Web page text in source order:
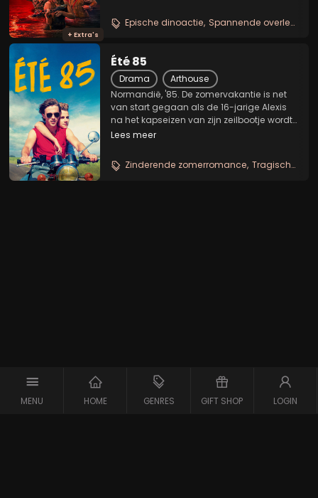
MENU HOME GENRES GIFT SHOP LOGIN
+ Extra's
dinosauriërs leven in een geïsoleerde,
equatoriale omgeving met een klimaat
Epische dinoactie Spannende overlevingstocht
Été 85
Drama
Arthouse
Normandië, '85. De zomervakantie is net
van start gegaan als de 16-jarige Alexis
na het kapseizen van zijn zeilbootje wordt
gered door David. Het is de start van een
droom van een vriend en de jongens...
Lees meer
Zinderende zomerromance Tragische eerste liefde